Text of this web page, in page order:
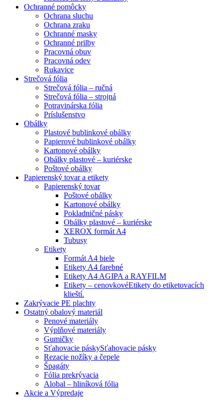
Ochranné pomôcky
Ochrana sluchu
Ochrana zraku
Ochranné masky
Ochranné prilby
Pracovná obuv
Pracovná odev
Rukavice
Strečová fólia
Strečová fólia – ručná
Strečová fólia – strojná
Potravinárska fólia
Príslušenstvo
Obálky
Plastové bublinkové obálky
Papierové bublinkové obálky
Kartonové obálky
Obálky plastové – kuriérske
Poštové obálky
Papierenský tovar a etikety
Papierenský tovar
Poštové obálky
Kartonové obálky
Pokladničné pásky
Obálky plastové – kuriérske
XEROX formát A4
Tubusy
Etikety
Formát A4 biele
Etikety A4 farebné
Etikety A4 AGIPA a RAYFILM
Etikety – cenovkovéEtikety do etiketovacích
klieští.
Zakrývacie PE plachty
Ostatný obalový materiál
Penové materiály
Výplňové materiály
Gumičky
Sťahovacie páskySťahovacie pásky
Rezacie nožíky a čepele
Špagáty
Fólia prekrývacia
Alobal – hliníková fólia
Akcie a Výpredaje